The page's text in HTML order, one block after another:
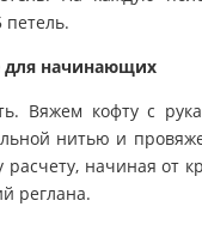
для начинающих
Вяжем кофту с
нитью и
начиная от
реглана.